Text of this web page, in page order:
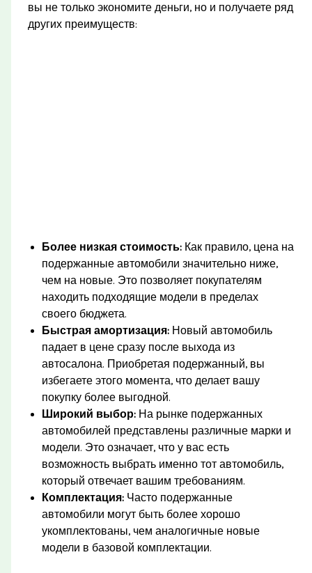
вы не только экономите деньги, но и получаете ряд
других преимуществ:
Более низкая стоимость: Как правило, цена на
подержанные автомобили значительно ниже,
чем на новые. Это позволяет покупателям
находить подходящие модели в пределах
своего бюджета.
Быстрая амортизация: Новый автомобиль
падает в цене сразу после выхода из
автосалона. Приобретая подержанный, вы
избегаете этого момента, что делает вашу
покупку более выгодной.
Широкий выбор: На рынке подержанных
автомобилей представлены различные марки и
модели. Это означает, что у вас есть
возможность выбрать именно тот автомобиль,
который отвечает вашим требованиям.
Комплектация: Часто подержанные
автомобили могут быть более хорошо
укомплектованы, чем аналогичные новые
модели в базовой комплектации.